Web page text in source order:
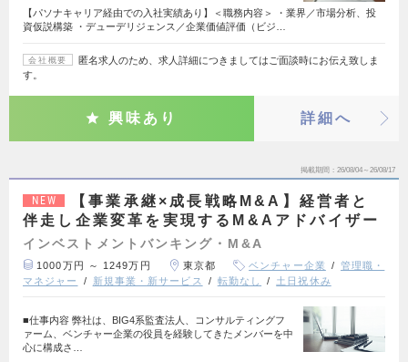
【パソナキャリア経由での入社実績あり】＜職務内容＞ ・業界／市場分析、投
資仮説構築 ・デューデリジェンス／企業価値評価（ビジ…
会社概要
匿名求人のため、求人詳細につきましてはご面談時にお伝え致しま
す。
興味あり 詳細へ
掲載期間 26/08/04～26/08/17
NEW
【事業承継×成長戦略M&A】経営者と
伴走し企業変革を実現するM&Aアドバイザー
インベストメントバンキング・M&A
1000万円 ～ 1249万円 東京都 ベンチャー企業
管理職・
マネジャー
新規事業・新サービス 転勤なし 土日祝休み
■仕事内容 弊社は、BIG4系監査法人、コンサルティングフ
ァーム、ベンチャー企業の役員を経験してきたメンバーを中
心に構成さ…